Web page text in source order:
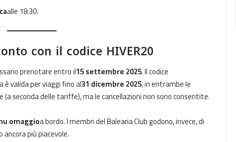
alle 18:30.
con il codice HIVER20
prenotare entro il15 settembre 2025. Il codice
è valida per viaggi fino al31 dicembre 2025, in entrambe le
(a seconda delle tariffe), ma le cancellazioni non sono consentite.
omaggioa bordo. I membri del Balearia Club godono, invece, di
più piacevole.